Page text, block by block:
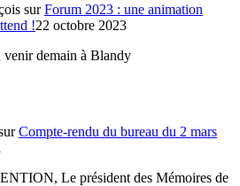
surForum 2023 : une animation
!22 octobre 2023
venir demain à Blandy
Compte-rendu du bureau du 2 mars
Le président des Mémoires de